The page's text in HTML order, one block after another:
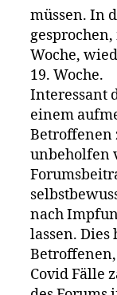
müssen. In
Woche,
19. Woche.
Interessant
einem
Betroffenen
unbeholfen
nach
lassen.
Betroffenen,
Covid Fälle